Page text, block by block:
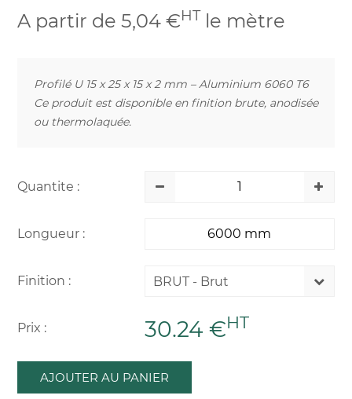
A partir de 5,04 €HT le mètre
Profilé U 15 x 25 x 15 x 2 mm – Aluminium 6060 T6
Ce produit est disponible en finition brute, anodisée
ou thermolaquée.
Quantite :
Longueur :
Finition : BRUT - Brut
Prix : 30.24 €HT
AJOUTER AU PANIER